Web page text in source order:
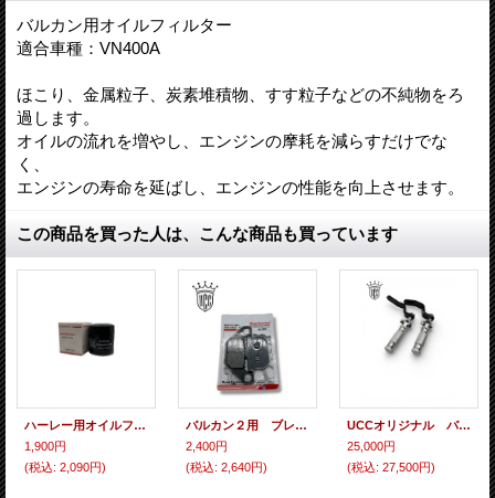
バルカン用オイルフィルター
適合車種：VN400A
ほこり、金属粒子、炭素堆積物、すす粒子などの不純物をろ
過します。
オイルの流れを増やし、エンジンの摩耗を減らすだけでな
く、
エンジンの寿命を延ばし、エンジンの性能を向上させます。
この商品を買った人は、こんな商品も買っています
ハーレー用オイルフィルター
1,900円
(税込: 2,090円)
バルカン２用 ブレーキパッド
2,400円
(税込: 2,640円)
UCCオリジナル バルカン用 ミッドペグキット
25,000円
(税込: 27,500円)